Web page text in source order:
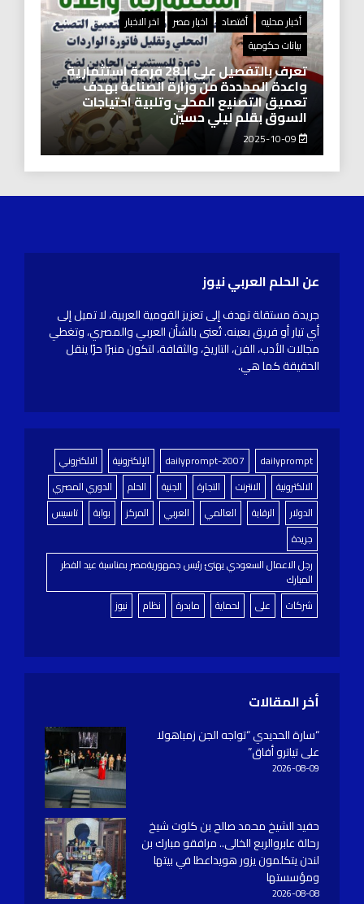
أخبار محليه أقتصاد اخبار مصر
اخر الاخبار
بيانات حكومية
تعرف بالتفصيل على الـ28 فرصة استثمارية
واعدة المحددة من وزارة الصناعة بهدف
تعميق التصنيع المحلي وتلبية احتياجات
السوق بقلم ليلي حسين
عن الحلم العربي نيوز
جريدة مستقلة تهدف إلى تعزيز القومية العربية، لا تميل إلى
أي تيار أو فريق بعينه. تُعنى بالشأن العربي والمصري، وتغطي
مجالات الأدب، الفن، التاريخ، والثقافة، لتكون منبرًا حرًا ينقل
الحقيقة كما هي.
dailyprompt
dailyprompt-2007 الإلكترونية
الالكتروني
الالكترونية
الانترنت التجارة الجنية الحلم
الدوري المصري
الدولار
الرقابة العالمي العربي المركز بوابة
تاسيس
جريدة
رجل الاعمال السعودي يهنئ رئيس جمهوريةمصر بمناسبة عيد الفطر
المبارك
شركات
على لحماية مابدرة نظام نيوز
أخر المقالات
“سارة الحديدي “تواجه الجن زمباهولا
على تياترو أفاق”
2026-08-09
حفيد الشيخ محمد صالح بن كلوت شيخ
رحالة عابروالربع الخالى.. مرافقو مبارك بن
لندن يتكلمون يزور هويداعطا في بيتها
ومؤسستها
2026-08-08